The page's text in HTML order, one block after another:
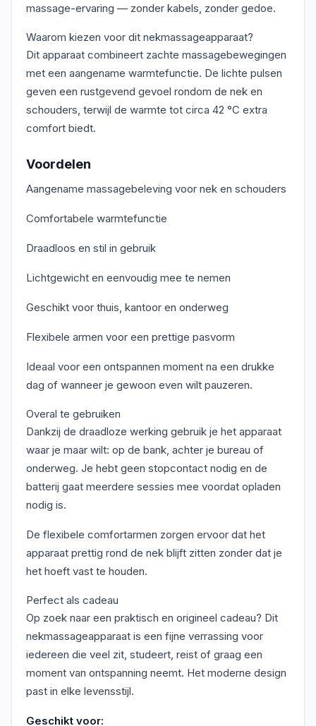
massage-ervaring — zonder kabels, zonder gedoe.
Waarom kiezen voor dit nekmassageapparaat?
Dit apparaat combineert zachte massagebewegingen
met een aangename warmtefunctie. De lichte pulsen
geven een rustgevend gevoel rondom de nek en
schouders, terwijl de warmte tot circa 42 °C extra
comfort biedt.
Voordelen
Aangename massagebeleving voor nek en schouders
Comfortabele warmtefunctie
Draadloos en stil in gebruik
Lichtgewicht en eenvoudig mee te nemen
Geschikt voor thuis, kantoor en onderweg
Flexibele armen voor een prettige pasvorm
Ideaal voor een ontspannen moment na een drukke
dag of wanneer je gewoon even wilt pauzeren.
Overal te gebruiken
Dankzij de draadloze werking gebruik je het apparaat
waar je maar wilt: op de bank, achter je bureau of
onderweg. Je hebt geen stopcontact nodig en de
batterij gaat meerdere sessies mee voordat opladen
nodig is.
De flexibele comfortarmen zorgen ervoor dat het
apparaat prettig rond de nek blijft zitten zonder dat je
het hoeft vast te houden.
Perfect als cadeau
Op zoek naar een praktisch en origineel cadeau? Dit
nekmassageapparaat is een fijne verrassing voor
iedereen die veel zit, studeert, reist of graag een
moment van ontspanning neemt. Het moderne design
past in elke levensstijl.
Geschikt voor: